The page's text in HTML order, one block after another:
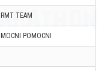
RMT TEAM
MOCNI POMOCNI